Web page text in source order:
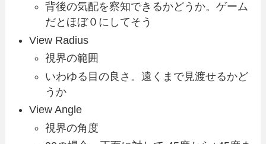
背後の気配を察知できるかどうか。ゲーム
だとほぼ０にしてそう
View Radius
視界の範囲
いわゆる目の良さ。遠くまで見渡せるかど
うか
View Angle
視界の角度